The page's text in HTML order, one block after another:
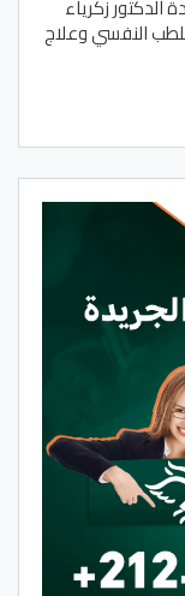
الدكتور زكرياء
النفسي وعلاج